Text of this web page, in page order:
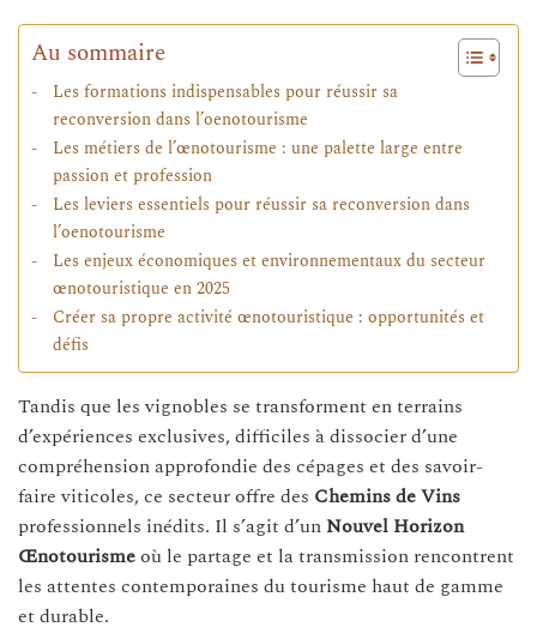
Au sommaire
Les formations indispensables pour réussir sa
reconversion dans l’oenotourisme
Les métiers de l’œnotourisme : une palette large entre
passion et profession
Les leviers essentiels pour réussir sa reconversion dans
l’oenotourisme
Les enjeux économiques et environnementaux du secteur
œnotouristique en 2025
Créer sa propre activité œnotouristique : opportunités et
défis
Tandis que les vignobles se transforment en terrains
d’expériences exclusives, difficiles à dissocier d’une
compréhension approfondie des cépages et des savoir-
faire viticoles, ce secteur offre des Chemins de Vins
professionnels inédits. Il s’agit d’un Nouvel Horizon
Œnotourismeoù le partage et la transmission rencontrent
les attentes contemporaines du tourisme haut de gamme
et durable.